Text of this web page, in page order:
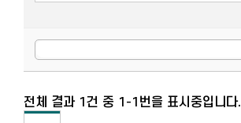
전체 결과 1건 중 1-1번을 표시중입니다.